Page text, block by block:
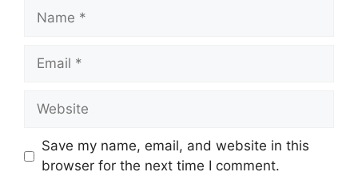
Name
Email
Website
Save my name, email, and website in this
browser for the next time I comment.